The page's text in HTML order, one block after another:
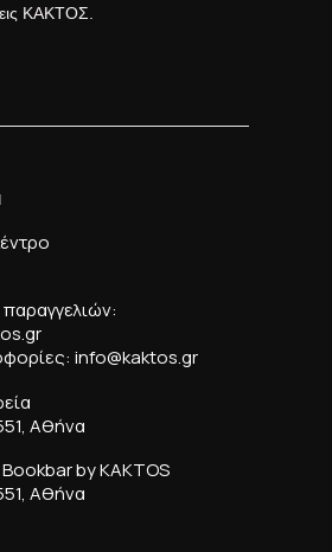
ΚΑΚΤΟΣ.
info@kaktos.gr
Αθήνα
by KAKTOS
Αθήνα